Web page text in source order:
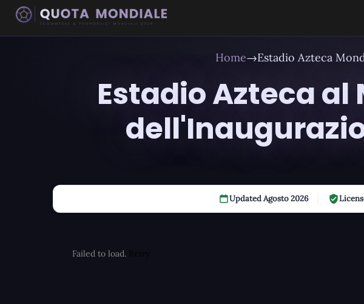
Home→Estadio Azteca
Estadio Azteca al
Updated Agosto 2026
Failed to load. Retry